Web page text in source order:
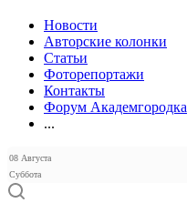
Новости
Авторские колонки
Статьи
Фоторепортажи
Контакты
Форум Академгородка
...
08 Августа
Суббота